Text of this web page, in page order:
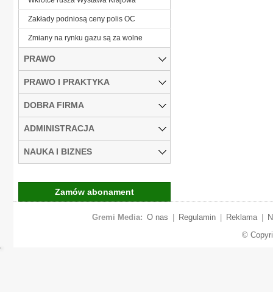
Zakłady podniosą ceny polis OC
Zmiany na rynku gazu są za wolne
PRAWO
PRAWO I PRAKTYKA
DOBRA FIRMA
ADMINISTRACJA
NAUKA I BIZNES
Zamów abonament
Gremi Media: O nas Regulamin Reklama
©